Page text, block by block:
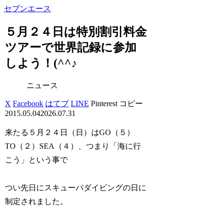
セブンエース
５月２４日は特別割引料金
ツアーで世界記録に参加
しよう！(^^♪
ニュース
X Facebook はてブ LINE Pinterest コピー
2015.05.042026.07.31
来たる５月２４日（日）はGO（５）
TO（２）SEA（４）、つまり「海に行
こう」という事で
つい先日にスキューバダイビングの日に
制定されました。